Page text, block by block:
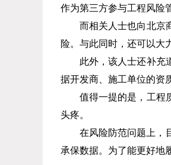
作为第三方参与工程风险
而相关人士也向北京商
险。与此同时，还可以大
此外，该人士还补充道
据开发商、施工单位的资
值得一提的是，工程质
头疼。
在风险防范问题上，
承保数据。为了能更好地